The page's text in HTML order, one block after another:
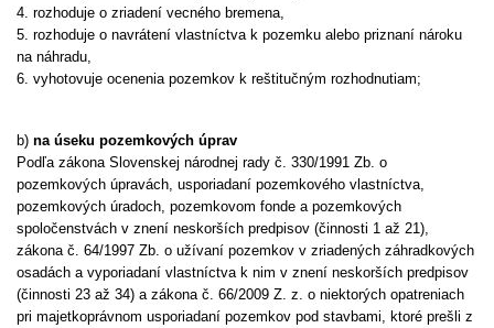
4. rozhoduje o zriadení vecného bremena,
5. rozhoduje o navrátení vlastníctva k pozemku alebo priznaní nároku
na náhradu,
6. vyhotovuje ocenenia pozemkov k reštitučným rozhodnutiam;
b) na úseku pozemkových úprav
Podľa zákona Slovenskej národnej rady č. 330/1991 Zb. o
pozemkových úpravách, usporiadaní pozemkového vlastníctva,
pozemkových úradoch, pozemkovom fonde a pozemkových
spoločenstvách v znení neskorších predpisov (činnosti 1 až 21),
zákona č. 64/1997 Zb. o užívaní pozemkov v zriadených záhradkových
osadách a vyporiadaní vlastníctva k nim v znení neskorších predpisov
(činnosti 23 až 34) a zákona č. 66/2009 Z. z. o niektorých opatreniach
pri majetkoprávnom usporiadaní pozemkov pod stavbami, ktoré prešli z